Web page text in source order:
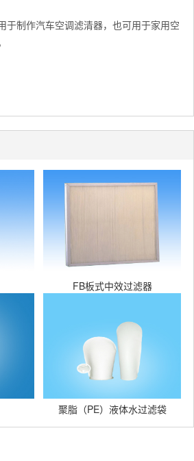
于制作汽车空调滤清器，也可用于家用空
FB板式中效过滤器
聚脂（PE）液体水过滤袋